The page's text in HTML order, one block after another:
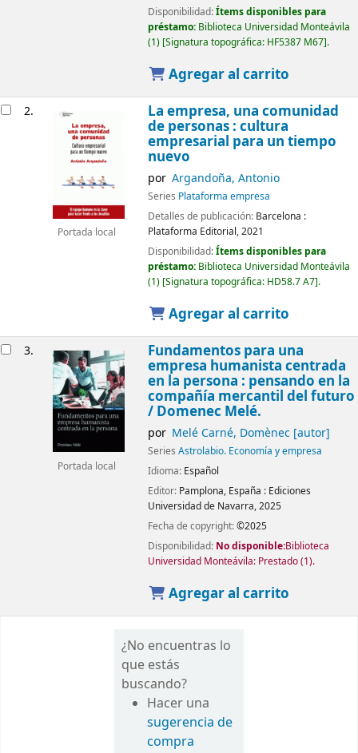
Disponibilidad:Ítems disponibles para
préstamo: Biblioteca Universidad Monteávila
(1) Signatura topográfica: HF5387 M67 .
Agregar al carrito
2.
Portada local
La empresa, una comunidad
de personas : cultura
empresarial para un tiempo
nuevo
por Argandoña, Antonio
Series Plataforma empresa
Detalles de publicación: Barcelona :
Plataforma Editorial,2021
Disponibilidad:Ítems disponibles para
préstamo: Biblioteca Universidad Monteávila
(1) Signatura topográfica: HD58.7 A7 .
Agregar al carrito
3.
Portada local
Fundamentos para una
empresa humanista centrada
en la persona : pensando en la
compañía mercantil del futuro
/ Domenec Melé.
por Melé Carné, Domènec[autor]
Series Astrolabio. Economía y empresa
Idioma: Español
Editor: Pamplona, España : Ediciones
Universidad de Navarra,2025
Fecha de copyright:©2025
Disponibilidad: No disponible:Biblioteca
Universidad Monteávila: Prestado(1).
Agregar al carrito
¿No encuentras lo
que estás
buscando?
Hacer una
sugerencia de
compra